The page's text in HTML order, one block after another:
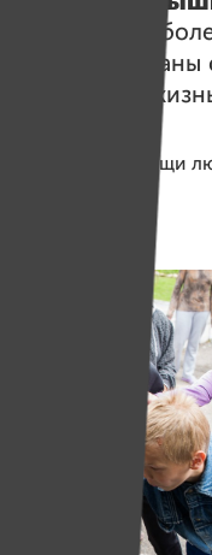
у Светланы
и планы на
Служба помощи